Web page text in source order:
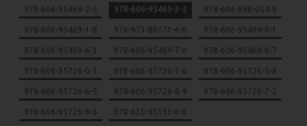
978-606-95469-2-5 978-606-95469-3-2 978-606-698-054-8
978-606-95469-1-8 978-973-88771-6-0 978-606-95469-0-1
978-606-95469-6-3 978-606-95469-7-0 978-606-95469-8-7
978-606-95726-0-3 978-606-95726-1-0 978-606-95726-5-8
978-606-95726-6-5 978-606-95726-8-9 978-606-95726-7-2
978-606-95726-9-6 978-630-95153-0-8